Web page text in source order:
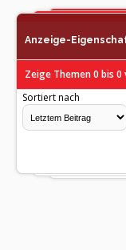
Anzeige-
Zeige Themen 0 bis 0
Sortiert nach